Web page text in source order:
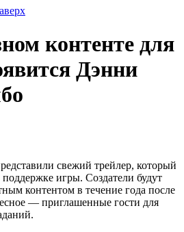
контенте для
Дэнни
свежий трейлер, который
игры. Создатели будут
контентом в течение года после
— приглашенные гости для